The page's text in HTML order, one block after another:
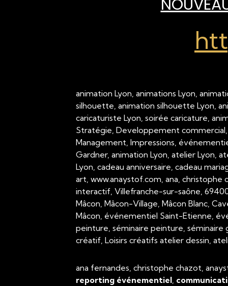
animation Lyon, animations Lyon,
silhouette, animation silhouette Lyon,
caricaturiste Lyon, soirée caricature,
Stratégie, Developpement
Management, Impressions,
Gardner, animation Lyon, atelier Lyon,
Lyon, cadeau anniversaire, cadeau
art, www.anaystof.com, ana,
interactif, Villefranche-sur-saône,
Mâcon, Mâcon-Village, Mâcon Blanc,
Mâcon, événementiel Saint-Etienne,
peinture, séminaire peinture,
créatif, Loisirs créatifs atelier dessin,
ana fernandes, christophe chazot,
reporting événementiel,